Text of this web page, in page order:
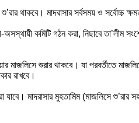
থাকবে। মাদরাসার সর্বসময় ও সর্বোচ্চ
কমিটি গঠন করা, নিছাবে তা’লীম
মাজলিসে শুরার থাকবে। যা পরবর্তীতে
রাখবে।
মাদরাসার মুহতামিম (মাজলিসে শু’রার